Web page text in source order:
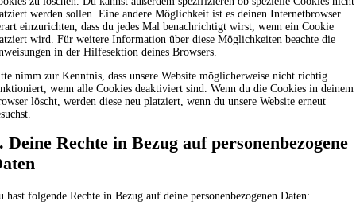
werden sollen. Eine andere Möglichkeit ist es deinen Internetbrowser
einzurichten, dass du jedes Mal benachrichtigt wirst, wenn ein Cookie
wird. Für weitere Information über diese Möglichkeiten beachte die
in der Hilfesektion deines Browsers.
nimm zur Kenntnis, dass unsere Website möglicherweise nicht richtig
wenn alle Cookies deaktiviert sind. Wenn du die Cookies in deinem
löscht, werden diese neu platziert, wenn du unsere Website erneut
Deine Rechte in Bezug auf personenbezogene
hast folgende Rechte in Bezug auf deine personenbezogenen Daten: